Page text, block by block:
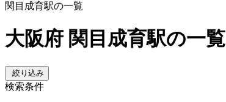
関目成育駅の一覧
大阪府 関目成育駅の一覧
絞り込み
検索条件